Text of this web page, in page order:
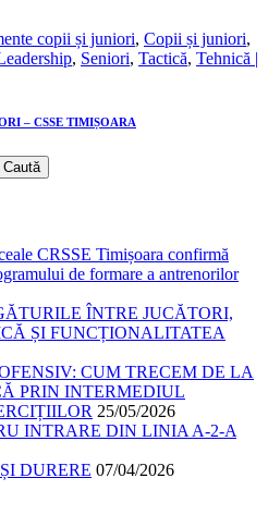
copii și juniori, Copii și juniori,
, Seniori, Tactică, Tehnică |
– CSSE TIMIȘOARA
CRSSE Timișoara confirmă
de formare a antrenorilor
ÎNTRE JUCĂTORI,
ȘI FUNCȚIONALITATEA
CUM TRECEM DE LA
PRIN INTERMEDIUL
25/05/2026
INTRARE DIN LINIA A-2-A
DURERE 07/04/2026